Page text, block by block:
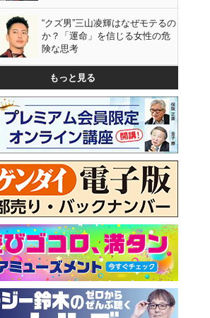
“クズ男”三山凌輝はなぜモテるの
か？「運命」を信じる女性の危
険な思考
もっと見る